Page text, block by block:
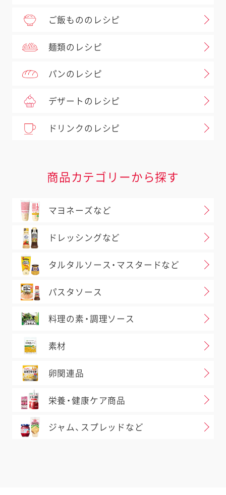
ご飯もののレシピ
麺類のレシピ
パンのレシピ
デザートのレシピ
ドリンクのレシピ
商品カテゴリーから探す
マヨネーズなど
ドレッシングなど
タルタルソース・マスタードなど
パスタソース
料理の素・調理ソース
素材
卵関連品
栄養・健康ケア商品
ジャム、スプレッドなど